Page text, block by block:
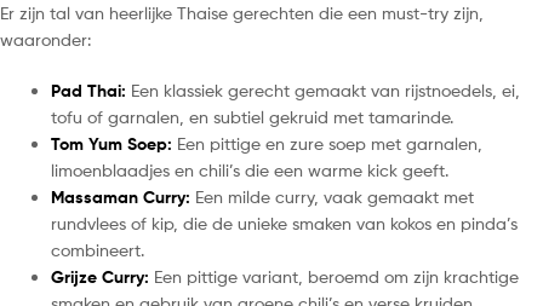
Er zijn tal van heerlijke Thaise gerechten die een must-try zijn,
waaronder:
Pad Thai: Een klassiek gerecht gemaakt van rijstnoedels, ei,
tofu of garnalen, en subtiel gekruid met tamarinde.
Tom Yum Soep: Een pittige en zure soep met garnalen,
limoenblaadjes en chili’s die een warme kick geeft.
Massaman Curry: Een milde curry, vaak gemaakt met
rundvlees of kip, die de unieke smaken van kokos en pinda’s
combineert.
Grijze Curry: Een pittige variant, beroemd om zijn krachtige